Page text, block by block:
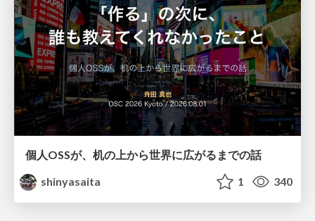
個人OSSが、机の上から世界に広がるまでの話
shinyasaita
1 340